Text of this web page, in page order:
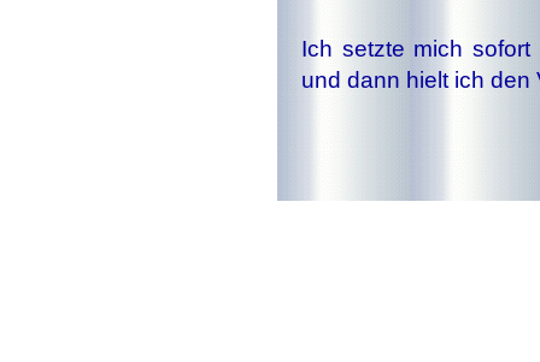
Ich setzte mich
und dann hielt ich den